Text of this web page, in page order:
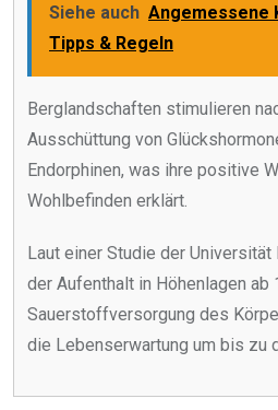
Siehe auch Angemessene
Tipps & Regeln
Berglandschaften stimulieren
Ausschüttung von
Endorphinen, was ihre positive
Wohlbefinden erklärt.
Laut einer Studie der
der Aufenthalt in Höhenlagen ab
Sauerstoffversorgung des
die Lebenserwartung um bis zu